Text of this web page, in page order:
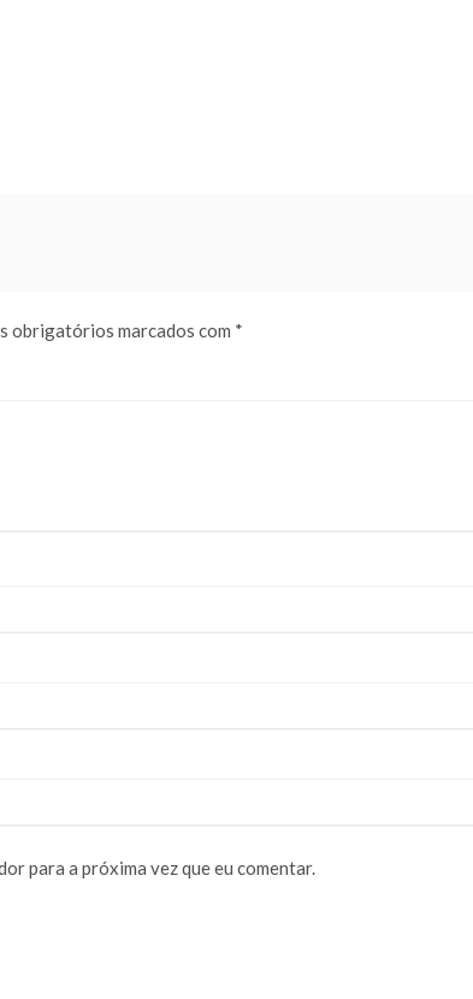
obrigatórios marcados com *
para a próxima vez que eu comentar.